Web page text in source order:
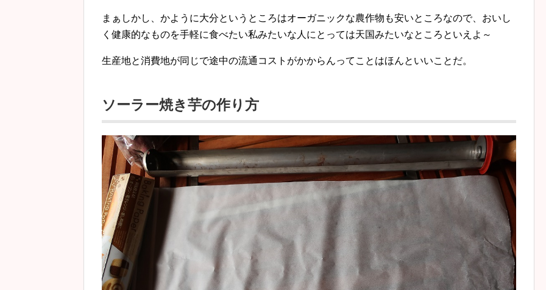
まぁしかし、かように大分というところはオーガニックな農作物も安いところなので、おいし
く健康的なものを手軽に食べたい私みたいな人にとっては天国みたいなところといえよ～
生産地と消費地が同じで途中の流通コストがかからんってことはほんといいことだ。
ソーラー焼き芋の作り方